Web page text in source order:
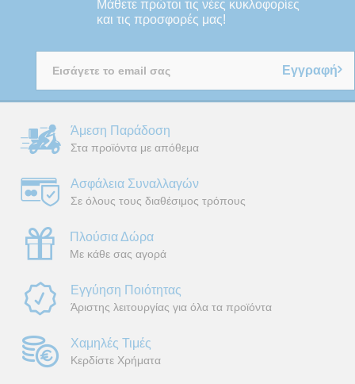
Μάθετε πρώτοι τις νέες κυκλοφορίες
και τις προσφορές μας!
Εγγραφή
Άμεση Παράδοση
Στα προϊόντα με απόθεμα
Ασφάλεια Συναλλαγών
Σε όλους τους διαθέσιμος τρόπους
Πλούσια Δώρα
Με κάθε σας αγορά
Εγγύηση Ποιότητας
Άριστης λειτουργίας για όλα τα προϊόντα
Χαμηλές Τιμές
Κερδίστε Χρήματα